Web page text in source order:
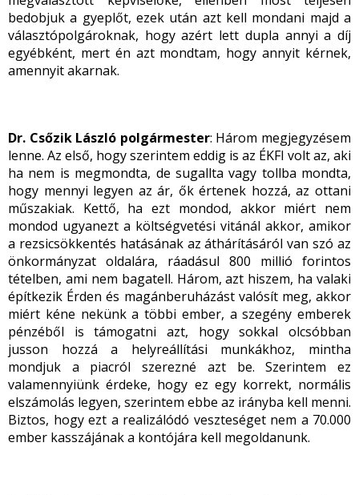
bedobjuk a gyeplőt, ezek után azt kell mondani majd a
választópolgároknak, hogy azért lett dupla annyi a díj
egyébként, mert én azt mondtam, hogy annyit kérnek,
amennyit akarnak.
Dr. Csőzik László polgármester: Három megjegyzésem
lenne. Az első, hogy szerintem eddig is az ÉKFI volt az, aki
ha nem is megmondta, de sugallta vagy tollba mondta,
hogy mennyi legyen az ár, ők értenek hozzá, az ottani
műszakiak. Kettő, ha ezt mondod, akkor miért nem
mondod ugyanezt a költségvetési vitánál akkor, amikor
a rezsicsökkentés hatásának az áthárításáról van szó az
önkormányzat oldalára, ráadásul 800 millió forintos
tételben, ami nem bagatell. Három, azt hiszem, ha valaki
építkezik Érden és magánberuházást valósít meg, akkor
miért kéne nekünk a többi ember, a szegény emberek
pénzéből is támogatni azt, hogy sokkal olcsóbban
jusson hozzá a helyreállítási munkákhoz, mintha
mondjuk a piacról szerezné azt be. Szerintem ez
valamennyiünk érdeke, hogy ez egy korrekt, normális
elszámolás legyen, szerintem ebbe az irányba kell menni.
Biztos, hogy ezt a realizálódó veszteséget nem a 70.000
ember kasszájának a kontójára kell megoldanunk.